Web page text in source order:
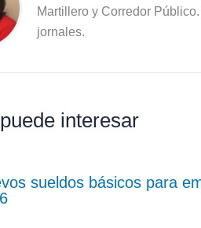
Martillero y Corredor
jornales.
interesar
sueldos básicos para